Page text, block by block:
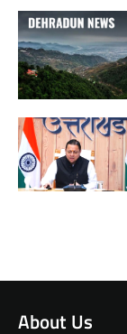
About Us